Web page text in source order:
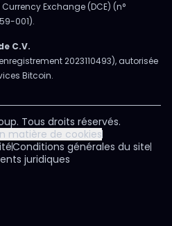
Exchange (DCE) (n°
001).
C.V.
2023110493), autorisée
Bitcoin.
Tous droits réservés.
matière de cookies
Conditions générales du site
juridiques